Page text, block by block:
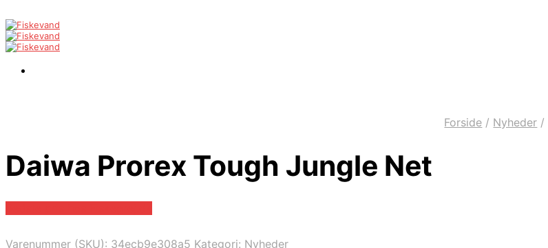
Forside / Nyheder /
Daiwa Prorex Tough Jungle Net
Varenummer (SKU): 34ecb9e308a5 Kategori: Nyheder